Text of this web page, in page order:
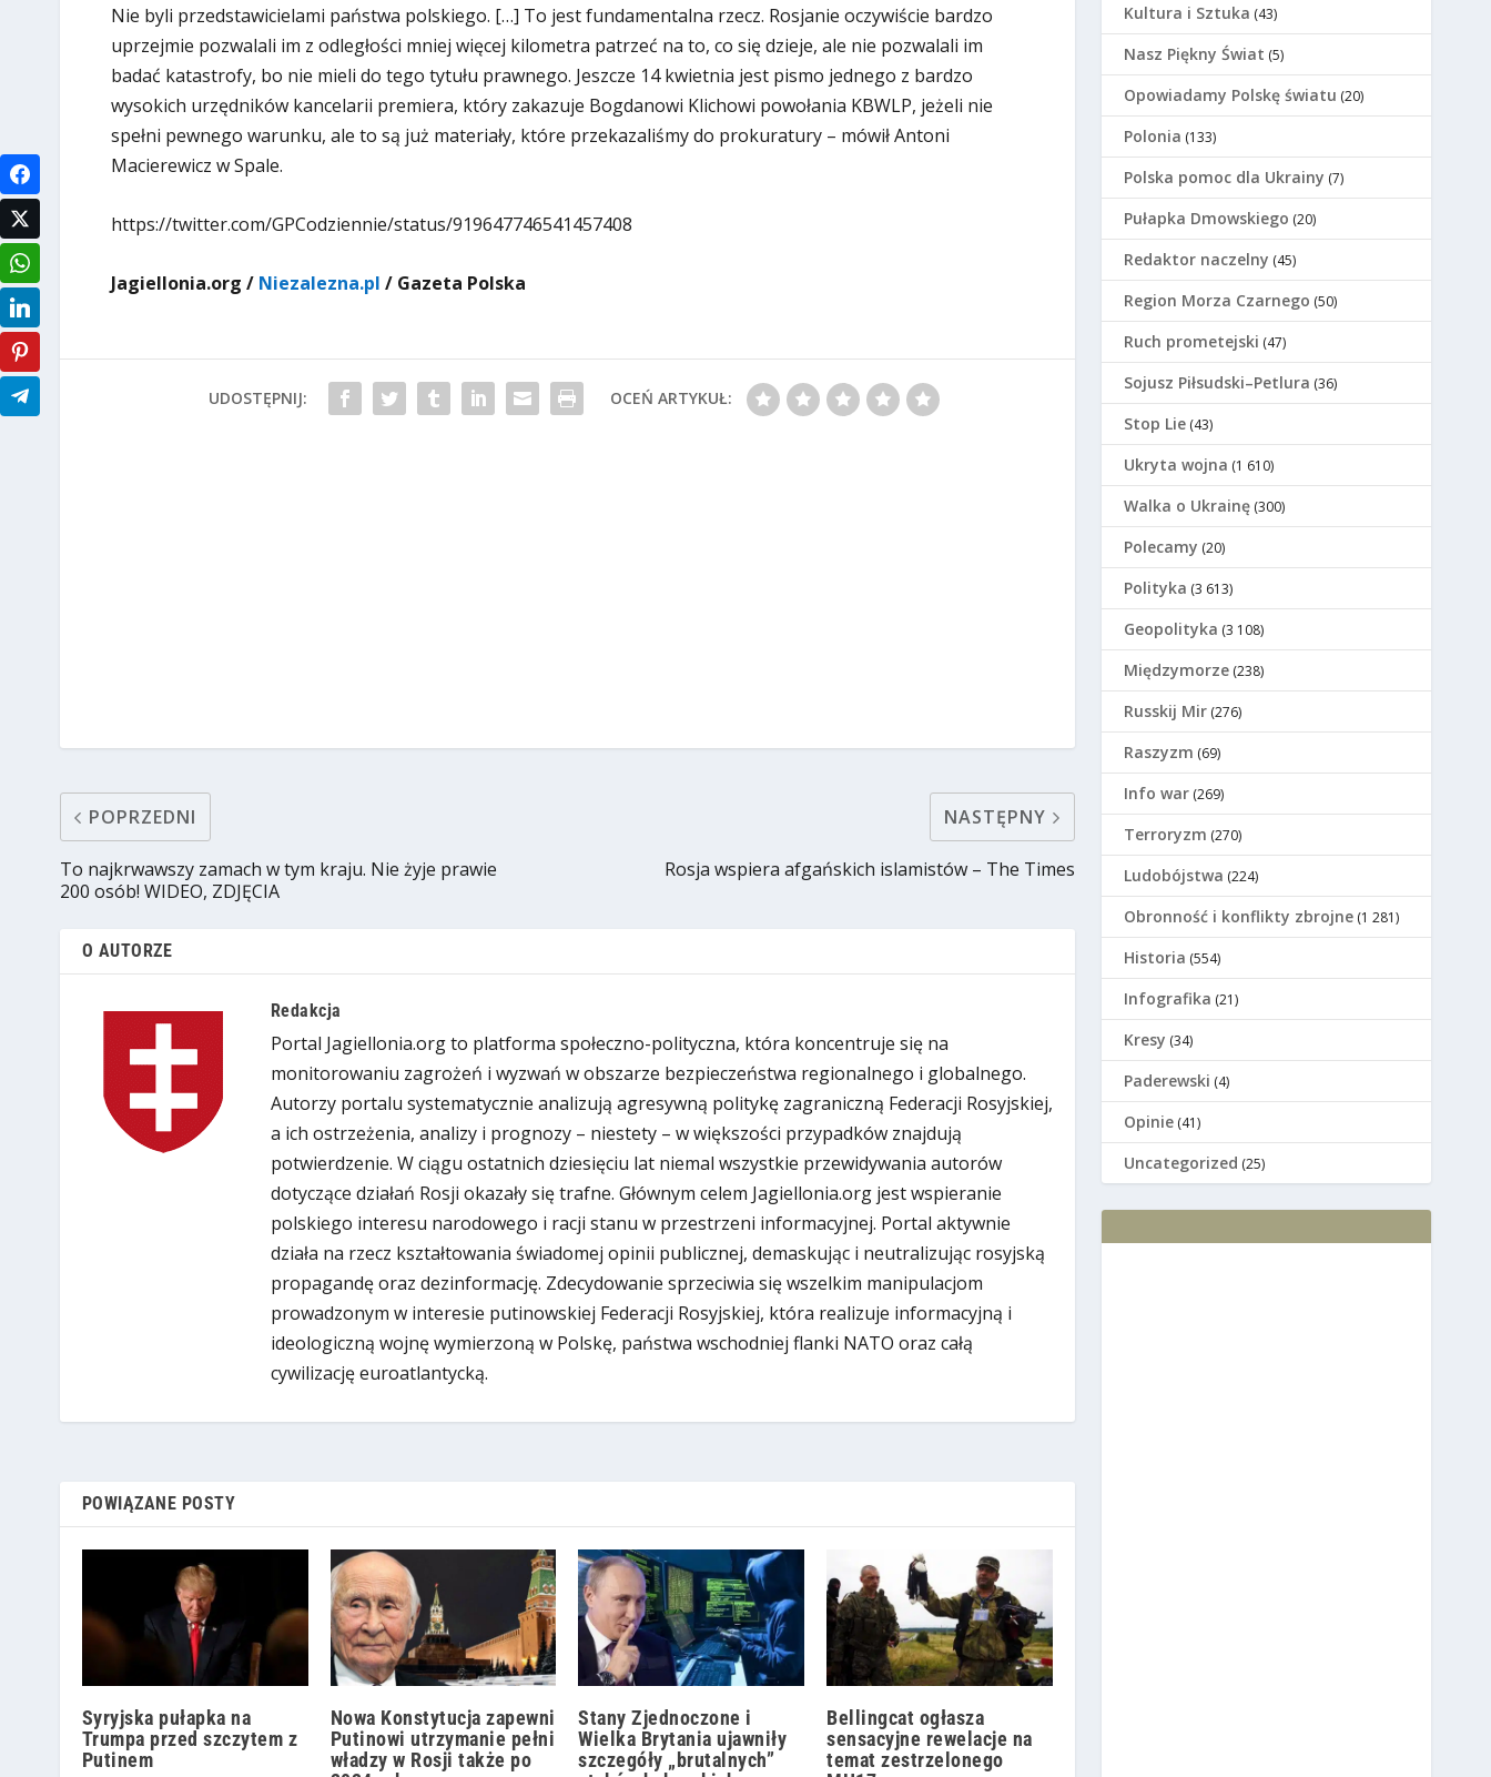
Nie byli przedstawicielami państwa polskiego. […] To jest fundamentalna rzecz. Rosjanie oczywiście bardzo
uprzejmie pozwalali im z odległości mniej więcej kilometra patrzeć na to, co się dzieje, ale nie pozwalali im
badać katastrofy, bo nie mieli do tego tytułu prawnego. Jeszcze 14 kwietnia jest pismo jednego z bardzo
wysokich urzędników kancelarii premiera, który zakazuje Bogdanowi Klichowi powołania KBWLP, jeżeli nie
spełni pewnego warunku, ale to są już materiały, które przekazaliśmy do prokuratury – mówił Antoni
Macierewicz w Spale.
https://twitter.com/GPCodziennie/status/919647746541457408
Jagiellonia.org /Niezalezna.pl / Gazeta Polska
UDOSTĘPNIJ: OCEŃ ARTYKUŁ:
POPRZEDNI
To najkrwawszy zamach w tym kraju. Nie żyje prawie
200 osób! WIDEO, ZDJĘCIA
NASTĘPNY
Rosja wspiera afgańskich islamistów – The Times
O AUTORZE
Redakcja
Portal Jagiellonia.org to platforma społeczno-polityczna, która koncentruje się na
monitorowaniu zagrożeń i wyzwań w obszarze bezpieczeństwa regionalnego i globalnego.
Autorzy portalu systematycznie analizują agresywną politykę zagraniczną Federacji Rosyjskiej,
a ich ostrzeżenia, analizy i prognozy – niestety – w większości przypadków znajdują
potwierdzenie. W ciągu ostatnich dziesięciu lat niemal wszystkie przewidywania autorów
dotyczące działań Rosji okazały się trafne. Głównym celem Jagiellonia.org jest wspieranie
polskiego interesu narodowego i racji stanu w przestrzeni informacyjnej. Portal aktywnie
działa na rzecz kształtowania świadomej opinii publicznej, demaskując i neutralizując rosyjską
propagandę oraz dezinformację. Zdecydowanie sprzeciwia się wszelkim manipulacjom
prowadzonym w interesie putinowskiej Federacji Rosyjskiej, która realizuje informacyjną i
ideologiczną wojnę wymierzoną w Polskę, państwa wschodniej flanki NATO oraz całą
cywilizację euroatlantycką.
POWIĄZANE POSTY
Syryjska pułapka na
Trumpa przed szczytem z
Putinem
Nowa Konstytucja zapewni
Putinowi utrzymanie pełni
władzy w Rosji także po
Stany Zjednoczone i
Wielka Brytania ujawniły
szczegóły „brutalnych”
Bellingcat ogłasza
sensacyjne rewelacje na
temat zestrzelonego
Kultura i Sztuka (43)
Nasz Piękny Świat (5)
Opowiadamy Polskę światu (20)
Polonia (133)
Polska pomoc dla Ukrainy (7)
Pułapka Dmowskiego (20)
Redaktor naczelny (45)
Region Morza Czarnego (50)
Ruch prometejski (47)
Sojusz Piłsudski–Petlura (36)
Stop Lie (43)
Ukryta wojna (1 610)
Walka o Ukrainę (300)
Polecamy (20)
Polityka (3 613)
Geopolityka (3 108)
Międzymorze (238)
Russkij Mir (276)
Raszyzm (69)
Info war (269)
Terroryzm (270)
Ludobójstwa (224)
Оbronność i konflikty zbrojne (1 281)
Historia (554)
Infografika (21)
Kresy (34)
Paderewski (4)
Opinie (41)
Uncategorized (25)